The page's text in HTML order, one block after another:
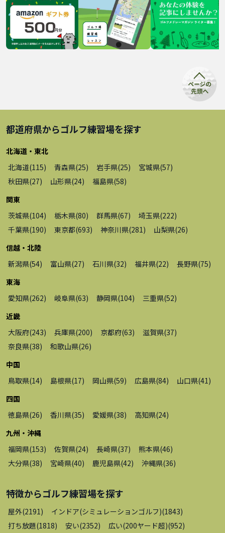
都道府県からゴルフ練習場を探す
北海道・東北
北海道(115) 青森県(25) 岩手県(25) 宮城県(57)
秋田県(27) 山形県(24) 福島県(58)
関東
茨城県(104) 栃木県(80) 群馬県(67) 埼玉県(222)
千葉県(190) 東京都(693) 神奈川県(281 ) 山梨県(26)
信越・北陸
新潟県(54) 富山県(27) 石川県(32) 福井県(22) 長野県(75)
東海
愛知県(262) 岐阜県(63) 静岡県(104) 三重県(52)
近畿
大阪府(243) 兵庫県(200) 京都府(63) 滋賀県(37)
奈良県(38) 和歌山県(26)
中国
鳥取県(14) 島根県(17) 岡山県(59) 広島県(84) 山口県(41 )
四国
徳島県(26) 香川県(35) 愛媛県(38) 高知県(24)
九州・沖縄
福岡県(153) 佐賀県(24) 長崎県(37) 熊本県(46)
大分県(38) 宮崎県(40) 鹿児島県(42) 沖縄県(36)
特徴からゴルフ練習場を探す
屋外(2191 ) インドア(シミュレーションゴルフ)(1843)
打ち放題(1818) 安い(2352) 広い(200ヤード超)(952)